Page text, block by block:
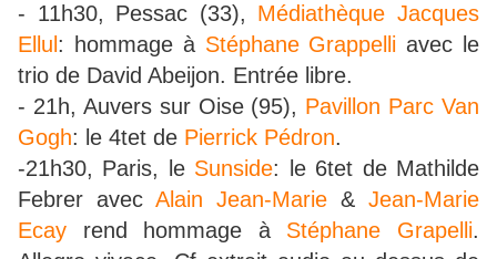
- 11h30, Pessac (33), Médiathèque Jacques
Ellul : hommage à Stéphane Grappelli avec le
trio de David Abeijon. Entrée libre.
- 21h, Auvers sur Oise (95), Pavillon Parc Van
Gogh: le 4tet de Pierrick Pédron.
-21h30, Paris, le Sunside: le 6tet de Mathilde
Febrer avec Alain Jean-Marie & Jean-Marie
Ecay rend hommage à Stéphane Grapelli.